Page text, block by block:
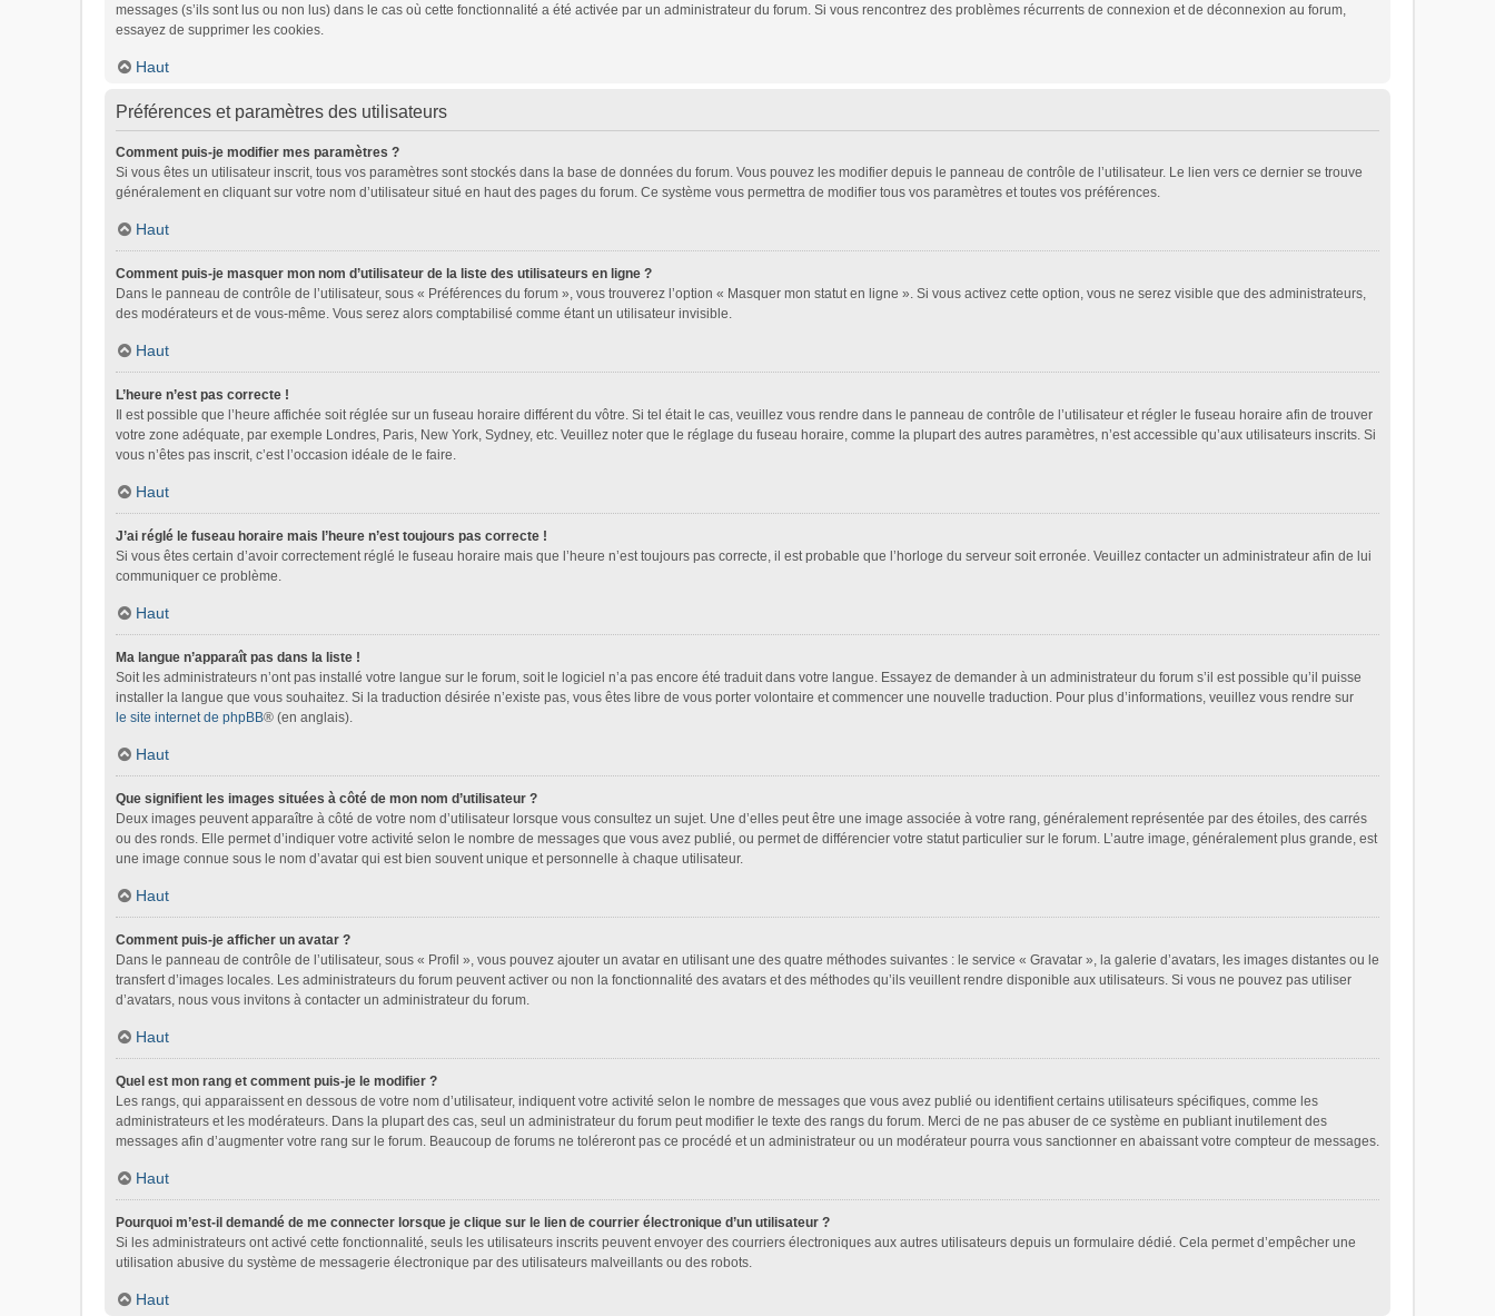
messages (s’ils sont lus ou non lus) dans le cas où cette fonctionnalité a été activée par un administrateur du forum. Si vous rencontrez des problèmes récurrents de connexion et de déconnexion au forum,
essayez de supprimer les cookies.
Haut
Préférences et paramètres des utilisateurs
Comment puis-je modifier mes paramètres ?
Si vous êtes un utilisateur inscrit, tous vos paramètres sont stockés dans la base de données du forum. Vous pouvez les modifier depuis le panneau de contrôle de l’utilisateur. Le lien vers ce dernier se trouve
généralement en cliquant sur votre nom d’utilisateur situé en haut des pages du forum. Ce système vous permettra de modifier tous vos paramètres et toutes vos préférences.
Haut
Comment puis-je masquer mon nom d’utilisateur de la liste des utilisateurs en ligne ?
Dans le panneau de contrôle de l’utilisateur, sous « Préférences du forum », vous trouverez l’option « Masquer mon statut en ligne ». Si vous activez cette option, vous ne serez visible que des administrateurs,
des modérateurs et de vous-même. Vous serez alors comptabilisé comme étant un utilisateur invisible.
Haut
L’heure n’est pas correcte !
Il est possible que l’heure affichée soit réglée sur un fuseau horaire différent du vôtre. Si tel était le cas, veuillez vous rendre dans le panneau de contrôle de l’utilisateur et régler le fuseau horaire afin de trouver
votre zone adéquate, par exemple Londres, Paris, New York, Sydney, etc. Veuillez noter que le réglage du fuseau horaire, comme la plupart des autres paramètres, n’est accessible qu’aux utilisateurs inscrits. Si
vous n’êtes pas inscrit, c’est l’occasion idéale de le faire.
Haut
J’ai réglé le fuseau horaire mais l’heure n’est toujours pas correcte !
Si vous êtes certain d’avoir correctement réglé le fuseau horaire mais que l’heure n’est toujours pas correcte, il est probable que l’horloge du serveur soit erronée. Veuillez contacter un administrateur afin de lui
communiquer ce problème.
Haut
Ma langue n’apparaît pas dans la liste !
Soit les administrateurs n’ont pas installé votre langue sur le forum, soit le logiciel n’a pas encore été traduit dans votre langue. Essayez de demander à un administrateur du forum s’il est possible qu’il puisse
installer la langue que vous souhaitez. Si la traduction désirée n’existe pas, vous êtes libre de vous porter volontaire et commencer une nouvelle traduction. Pour plus d’informations, veuillez vous rendre sur
le site internet de phpBB® (en anglais).
Haut
Que signifient les images situées à côté de mon nom d’utilisateur ?
Deux images peuvent apparaître à côté de votre nom d’utilisateur lorsque vous consultez un sujet. Une d’elles peut être une image associée à votre rang, généralement représentée par des étoiles, des carrés
ou des ronds. Elle permet d’indiquer votre activité selon le nombre de messages que vous avez publié, ou permet de différencier votre statut particulier sur le forum. L’autre image, généralement plus grande, est
une image connue sous le nom d’avatar qui est bien souvent unique et personnelle à chaque utilisateur.
Haut
Comment puis-je afficher un avatar ?
Dans le panneau de contrôle de l’utilisateur, sous « Profil », vous pouvez ajouter un avatar en utilisant une des quatre méthodes suivantes : le service « Gravatar », la galerie d’avatars, les images distantes ou le
transfert d’images locales. Les administrateurs du forum peuvent activer ou non la fonctionnalité des avatars et des méthodes qu’ils veuillent rendre disponible aux utilisateurs. Si vous ne pouvez pas utiliser
d’avatars, nous vous invitons à contacter un administrateur du forum.
Haut
Quel est mon rang et comment puis-je le modifier ?
Les rangs, qui apparaissent en dessous de votre nom d’utilisateur, indiquent votre activité selon le nombre de messages que vous avez publié ou identifient certains utilisateurs spécifiques, comme les
administrateurs et les modérateurs. Dans la plupart des cas, seul un administrateur du forum peut modifier le texte des rangs du forum. Merci de ne pas abuser de ce système en publiant inutilement des
messages afin d’augmenter votre rang sur le forum. Beaucoup de forums ne toléreront pas ce procédé et un administrateur ou un modérateur pourra vous sanctionner en abaissant votre compteur de messages.
Haut
Pourquoi m’est-il demandé de me connecter lorsque je clique sur le lien de courrier électronique d’un utilisateur ?
Si les administrateurs ont activé cette fonctionnalité, seuls les utilisateurs inscrits peuvent envoyer des courriers électroniques aux autres utilisateurs depuis un formulaire dédié. Cela permet d’empêcher une
utilisation abusive du système de messagerie électronique par des utilisateurs malveillants ou des robots.
Haut